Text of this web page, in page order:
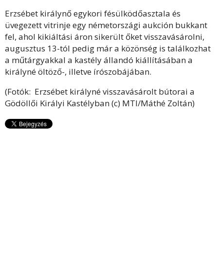
Erzsébet királynő egykori fésülködőasztala és
üvegezett vitrinje egy németországi aukción bukkant
fel, ahol kikiáltási áron sikerült őket visszavásárolni,
augusztus 13-tól pedig már a közönség is találkozhat
a műtárgyakkal a kastély állandó kiállításában a
királyné öltöző-, illetve írószobájában.
(Fotók: Erzsébet királyné visszavásárolt bútorai a
Gödöllői Királyi Kastélyban (c) MTI/Máthé Zoltán)